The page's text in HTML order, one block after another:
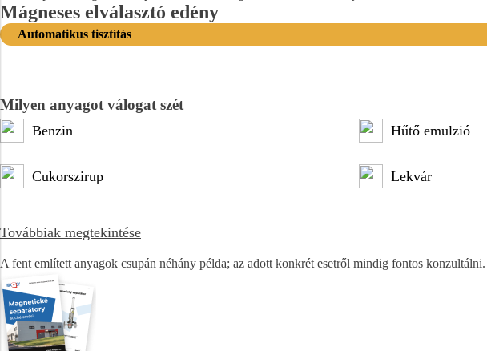
Mágneses elválasztó edény
Automatikus tisztítás
Milyen anyagot válogat szét
Benzin Hűtő emulzió
Cukorszirup Lekvár
Továbbiak megtekintése
A fent említett anyagok csupán néhány példa; az adott konkrét esetről mindig fontos konzultálni.